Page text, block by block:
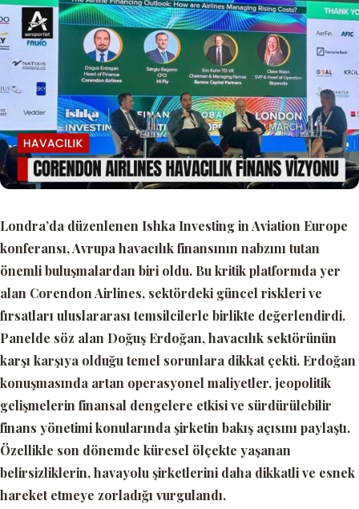
Londra’da düzenlenen Ishka Investing in Aviation Europe
konferansı, Avrupa havacılık finansının nabzını tutan
önemli buluşmalardan biri oldu. Bu kritik platformda yer
alan Corendon Airlines, sektördeki güncel riskleri ve
fırsatları uluslararası temsilcilerle birlikte değerlendirdi.
Panelde söz alan Doğuş Erdoğan, havacılık sektörünün
karşı karşıya olduğu temel sorunlara dikkat çekti. Erdoğan
konuşmasında artan operasyonel maliyetler, jeopolitik
gelişmelerin finansal dengelere etkisi ve sürdürülebilir
finans yönetimi konularında şirketin bakış açısını paylaştı.
Özellikle son dönemde küresel ölçekte yaşanan
belirsizliklerin, havayolu şirketlerini daha dikkatli ve esnek
hareket etmeye zorladığı vurgulandı.